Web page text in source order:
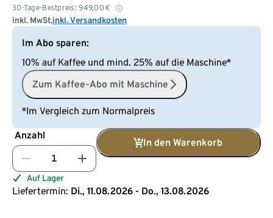
30-Tage-Bestpreis: 949,00 €
inkl. MwSt.inkl. Versandkosten
Im Abo sparen:
10% auf Kaffee und mind. 25% auf die Maschine*
Zum Kaffee-Abo mit Maschine
*Im Vergleich zum Normalpreis
Anzahl
In den Warenkorb
Auf Lager
Liefertermin: Di., 11.08.2026 - Do., 13.08.2026